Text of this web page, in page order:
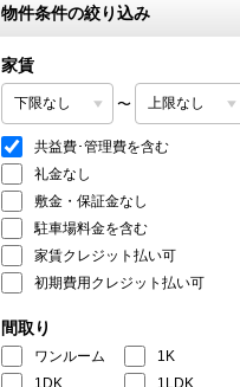
物件条件の絞り込み
家賃
〜
共益費･管理費を含む
礼金なし
敷金・保証金なし
駐車場料金を含む
家賃クレジット払い可
初期費用クレジット払い可
間取り
ワンルーム
1K
1DK
1LDK